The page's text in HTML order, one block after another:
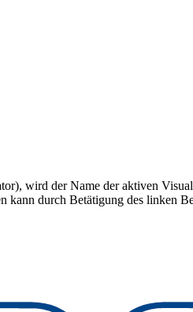
wird der Name der aktiven
durch Betätigung des linken